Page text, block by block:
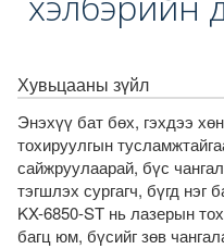
Хувьцааны зүйл
Энэхүү бат бөх, гэхдээ
тохируулгын
сайжруулаарай, бүс
тэгшлэх сургагч, бүгд нэг
KX-6850-ST нь лазерын
багц юм, бүсийг зөв